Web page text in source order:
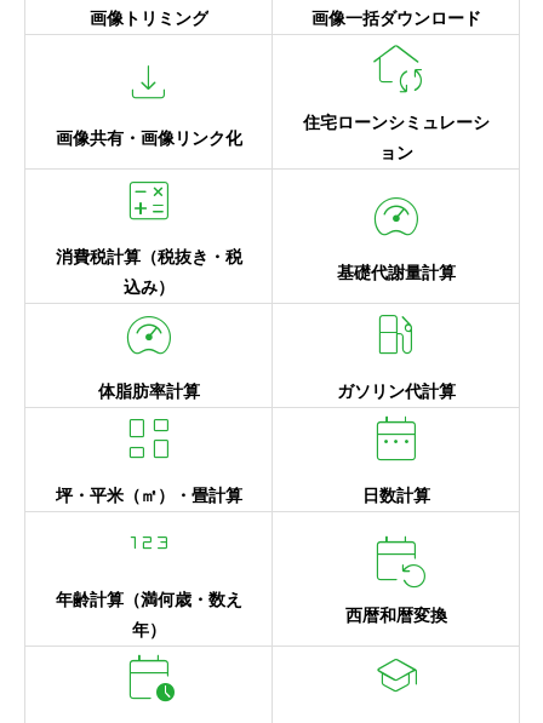
画像トリミング 画像一括ダウンロード
download
画像共有・画像リンク化
wifi_home
住宅ローンシミュレーシ
ョン
calculate
消費税計算（税抜き・税
込み）
readiness_score
基礎代謝量計算
readiness_score
体脂肪率計算
local_gas_station
ガソリン代計算
dashboard
坪・平米（㎡）・畳計算
date_range
日数計算
123
年齢計算（満何歳・数え
年）
event_repeat
西暦和暦変換
calendar_clock school